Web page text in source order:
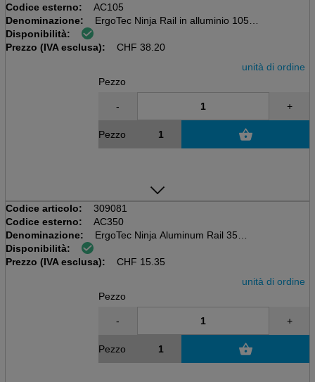
Codice esterno:
AC105
Denominazione:
ErgoTec Ninja Rail in alluminio 105
Cappucci SmartClip End Cap 105cm SOFT
Disponibilità:
Prezzo (IVA esclusa):
CHF 38.20
unità di ordine
Pezzo
- +
Pezzo
Codice articolo:
309081
Codice esterno:
AC350
Denominazione:
ErgoTec Ninja Aluminum Rail 35cm
e cappucci di estremità SmartClip
Disponibilità:
Prezzo (IVA esclusa):
CHF 15.35
unità di ordine
Pezzo
- +
Pezzo